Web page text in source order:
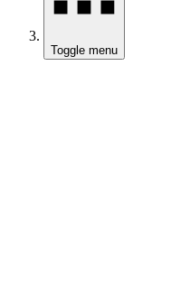
Toggle menu